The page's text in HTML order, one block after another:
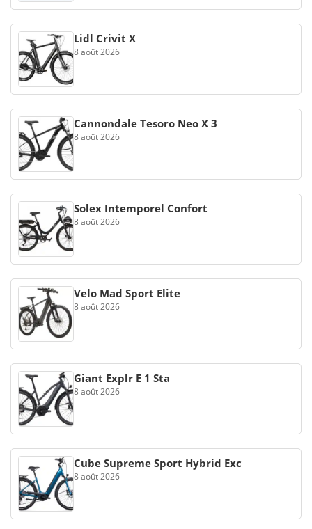
Lidl Crivit X
8 août 2026
Cannondale Tesoro Neo X 3
8 août 2026
Solex Intemporel Confort
8 août 2026
Velo Mad Sport Elite
8 août 2026
Giant Explr E 1 Sta
8 août 2026
Cube Supreme Sport Hybrid Exc
8 août 2026